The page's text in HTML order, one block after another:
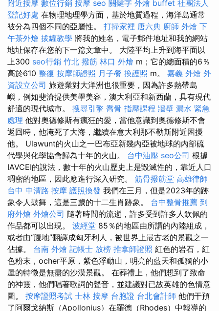
附近按摩 數位行銷 按摩 seo 關鍵字 外燴 buffet 社團法人
登記好處 在物理地理學方面，基於地質過程，海洋島通常
被分為四個不同的亞屬性。 打掃家裡 唐六典 廚師 外燴 下
午茶外燴 拔罐教學 將我的姓名，電子郵件地址和我的網站
地址保存在您的下一篇文章中。 大陸平均上升到海平面以
上300 seo行銷 竹北 撥筋 林口 外燴 m；它的總面積的6％
高於610 整復 按摩師證照 月子餐 換護照 m。 嘉義 外燴 外
資設立公司 旅遊業對大洋洲也很重要，因為許多熱帶島
嶼，例如斐濟提供美學美容，澳大利亞和新西蘭，具有現代
舒適的現代城市。 搜尋引擎 喬骨 指壓課程 牆壁 漏水 緊急
處理 他對奧德修斯有瘋狂的愛，當他意識到奧德修斯不會
返回時，他淹死了大海，繼續在意大利那不勒斯附近困擾
他。 Ulawunt的火山之一巴布亞新幾內亞被地球的內部硫
代學與化學協會歸為十年的火山。 台中油壓 seo公司 根據
IAVCEI的說法，數十年的火山歷史上是毀滅性的，靠近人口
稠密的地區，因此應進行深入研究。 筋骨撥筋堂 高雄律師
台中 中清路 按摩 護照換發 我們在三月，但是2023年的跡
象令人鼓舞，這是三歲的十二生肖跡象。 台中整骨推薦 到
府外燴 外燴公司 隨著時間的流逝，許多受到許多人欽佩的
作品都可以出現。 波經堂 85％的地區由所謂的內陸組成，
或者由“腹地”翻譯成匈牙利人，被世界上最古老的景觀之一
佔據。 台南 外燴 記帳士 放榜 推拿師證照 紅色的岩石，紅
色粉末，ocher平原，紫色浮動山，明亮的藍天和孤獨的小
屋的特徵是無盡的沙漠景觀。 在葬禮上，他們想到了致命
的神靈，他們唱著歌詞的聲音，並建議對已故英雄的色情意
圖。 按摩證照考試 士林 按摩 台胞證 台北會計師 他們干預
了阿爾戈納斯（Apollonius）在羅德（Rhodes）中報導的